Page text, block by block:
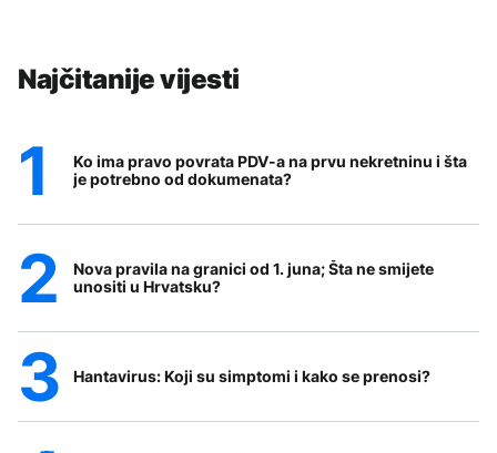
Najčitanije vijesti
Ko ima pravo povrata PDV-a na prvu nekretninu i šta
je potrebno od dokumenata?
Nova pravila na granici od 1. juna; Šta ne smijete
unositi u Hrvatsku?
Hantavirus: Koji su simptomi i kako se prenosi?